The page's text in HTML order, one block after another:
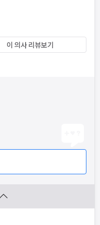
이 의사 리뷰보기